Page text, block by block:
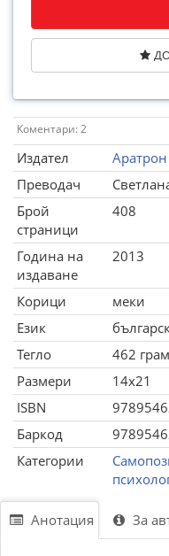
Коментари: 2
Издател
Аратрон
Преводач
Брой
страници
408
Година на
издаване
2013
Корици
меки
Език
Тегло
462
Размери
14x21
ISBN
Баркод
Категории
Анотация За